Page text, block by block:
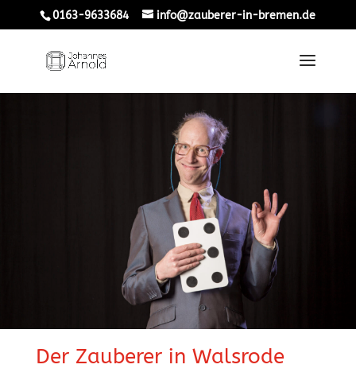
0163-9633684 info@zauberer-in-bremen.de
Der Zauberer in Walsrode